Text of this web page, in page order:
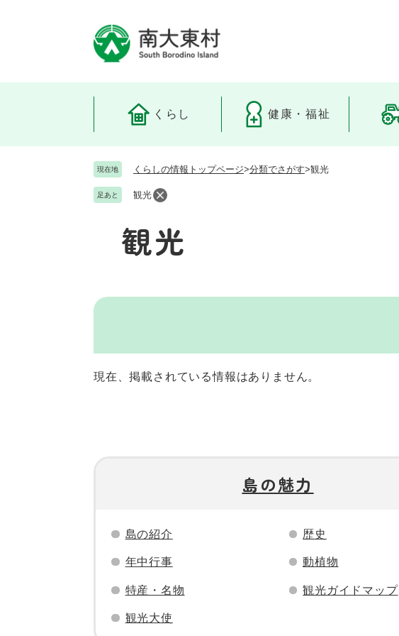
。
くらし 健康・福祉
現在地 くらしの情報トップページ>分類でさがす>観光
足あと 観光
観光
現在、掲載されている情報はありません。
島の魅力
島の紹介 歴史
年中行事 動植物
特産・名物 観光ガイドマップ
観光大使